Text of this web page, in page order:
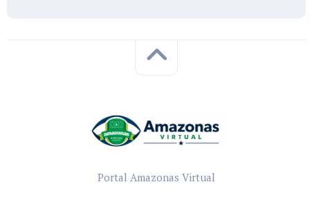
Portal Amazonas Virtual